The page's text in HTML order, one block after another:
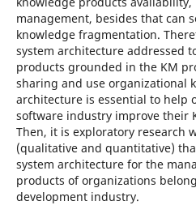
management, besides that can
knowledge fragmentation.
system architecture addressed
products grounded in the KM
sharing and use organizational
architecture is essential to help
software industry improve their
Then, it is exploratory research
(qualitative and quantitative)
system architecture for the
products of organizations
development industry.